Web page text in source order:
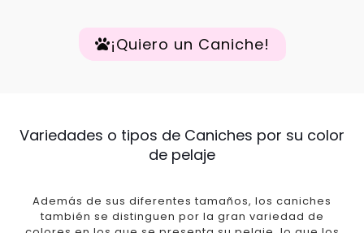
¡Quiero un Caniche!
Variedades o tipos de Caniches por su color
de pelaje
Además de sus diferentes tamaños, los caniches
también se distinguen por la gran variedad de